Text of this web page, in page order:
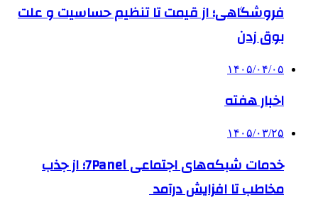
فروشگاهی؛ از قیمت تا تنظیم حساسیت و علت
بوق زدن
۱۴۰۵/۰۴/۰۵
اخبار هفته
۱۴۰۵/۰۳/۲۵
خدمات شبکه‌های اجتماعی 7Panel؛ از جذب
مخاطب تا افزایش درآمد